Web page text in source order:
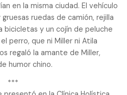
en la misma ciudad. El vehículo
ruedas de camión, rejilla
y un cojín de peluche
perro, que ni Miller ni Atila
regaló la amante de Miller,
humor chino.
***